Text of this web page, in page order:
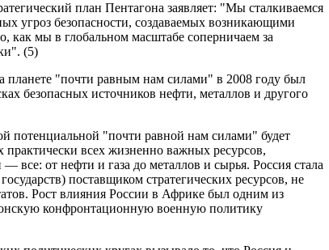
план Пентагона заявляет: "Мы сталкиваемся
угроз безопасности, создаваемых возникающими
мы в глобальном масштабе соперничаем за
(5)
планете "почти равным нам силами" в 2008 году был
безопасных источников нефти, металлов и другого
потенциальной "почти равной нам силами" будет
практически всех жизненно важных ресурсов,
все: от нефти и газа до металлов и сырья. Россия стала
поставщиком стратегических ресурсов, не
Рост влияния России в Африке был одним из
конфронтационную военную политику